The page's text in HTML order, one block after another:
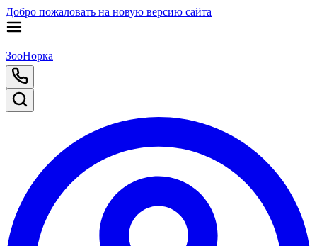
Добро пожаловать на новую версию сайта
ЗооНорка